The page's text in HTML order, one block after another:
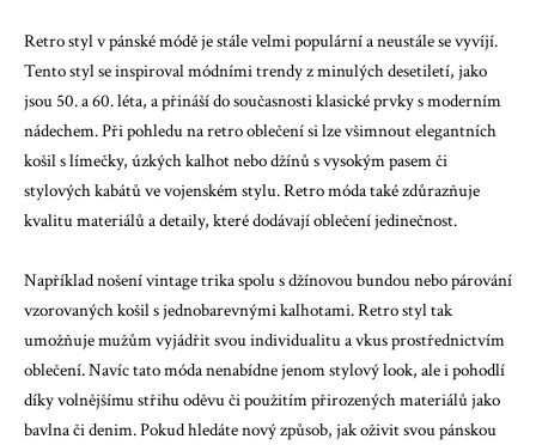
Retro styl v pánské módě je stále velmi populární a neustále se vyvíjí.
Tento styl se inspiroval módními trendy z minulých desetiletí, jako
jsou 50. a 60. léta, a přináší do současnosti klasické prvky s moderním
nádechem. Při pohledu na retro oblečení si lze všimnout elegantních
košil s límečky, úzkých kalhot nebo džínů s vysokým pasem či
stylových kabátů ve vojenském stylu. Retro móda také zdůrazňuje
kvalitu materiálů a detaily, které dodávají oblečení jedinečnost.
Například nošení vintage trika spolu s džínovou bundou nebo párování
vzorovaných košil s jednobarevnými kalhotami. Retro styl tak
umožňuje mužům vyjádřit svou individualitu a vkus prostřednictvím
oblečení. Navíc tato móda nenabídne jenom stylový look, ale i pohodlí
díky volnějšímu střihu oděvu či použitím přirozených materiálů jako
bavlna či denim. Pokud hledáte nový způsob, jak oživit svou pánskou